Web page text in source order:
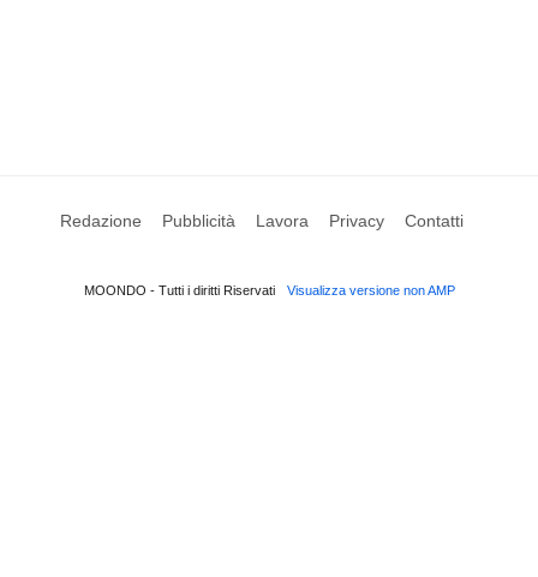
Redazione Pubblicità Lavora Privacy Contatti
MOONDO - Tutti i diritti Riservati Visualizza versione non AMP